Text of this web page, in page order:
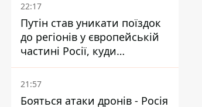
22:17
Путін став уникати поїздок
до регіонів у європейській
частині Росії, куди
регулярно долітають дрони
21:57
Бояться атаки дронів - Росія